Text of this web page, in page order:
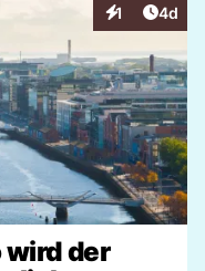
1
Interaktionen
4d
wird der